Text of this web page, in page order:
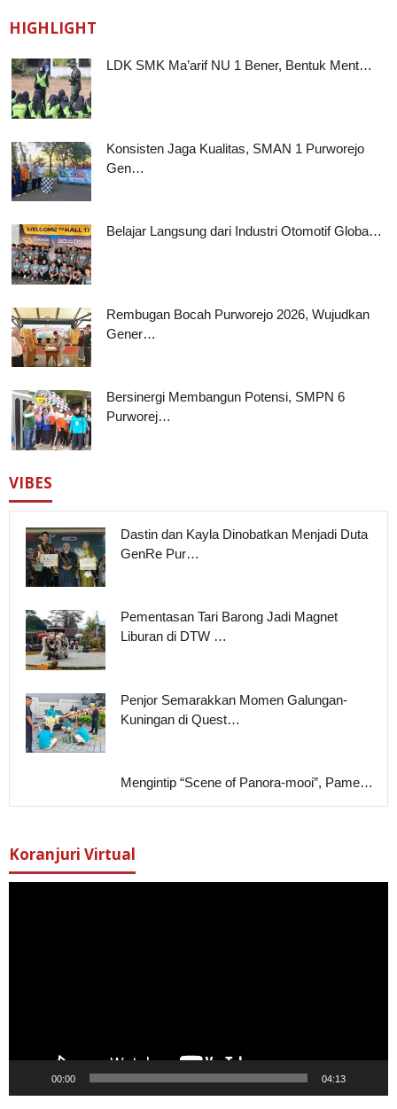
HIGHLIGHT
LDK SMK Ma’arif NU 1 Bener, Bentuk Ment…
Konsisten Jaga Kualitas, SMAN 1 Purworejo
Gen…
Belajar Langsung dari Industri Otomotif Globa…
Rembugan Bocah Purworejo 2026, Wujudkan
Gener…
Bersinergi Membangun Potensi, SMPN 6
Purworej…
VIBES
Dastin dan Kayla Dinobatkan Menjadi Duta
GenRe Pur…
Pementasan Tari Barong Jadi Magnet
Liburan di DTW …
Penjor Semarakkan Momen Galungan-
Kuningan di Quest…
Mengintip “Scene of Panora-mooi”, Pame…
Koranjuri Virtual
00:00 04:13